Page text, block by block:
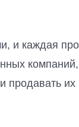
и каждая
продавать